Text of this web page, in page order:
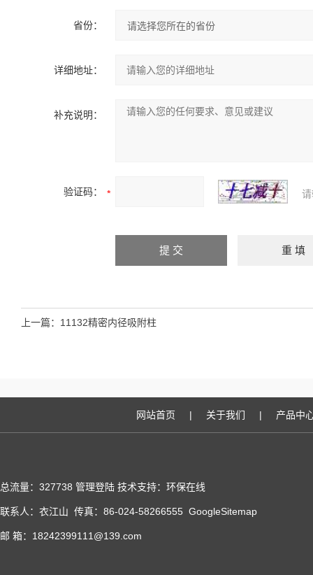
省份：
详细地址：
补充说明：
验证码：
上一篇： 11132精密内径吸附柱
网站首页 | 关于我们 | 产品中
总流量：327738 管理登陆 技术支持： 环保在线
联系人：衣江山 传真：86-024-58266555 GoogleSitemap
邮 箱：18242399111@139.com